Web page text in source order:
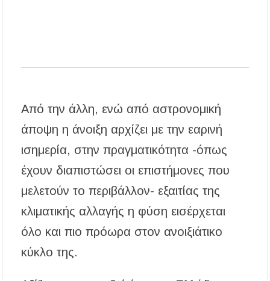
Από την άλλη, ενώ από αστρονομική
άποψη η άνοιξη αρχίζει με την εαρινή
ισημερία, στην πραγματικότητα -όπως
έχουν διαπιστώσει οι επιστήμονες που
μελετούν το περιβάλλον- εξαιτίας της
κλιματικής αλλαγής η φύση εισέρχεται
όλο και πιο πρόωρα στον ανοιξιάτικο
κύκλο της.